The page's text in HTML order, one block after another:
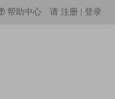
帮助中心 请 注册 | 登录